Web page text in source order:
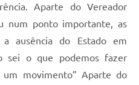
Aparte do Vereador
num ponto importante, as
ausência do Estado em
sei o que podemos fazer
movimento” Aparte do